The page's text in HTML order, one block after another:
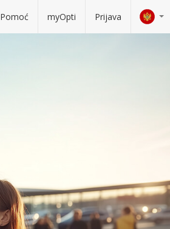
Pomoć myOpti Prijava